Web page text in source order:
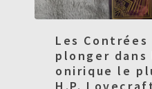
Les Contrées
plonger dans
onirique le
H.P.